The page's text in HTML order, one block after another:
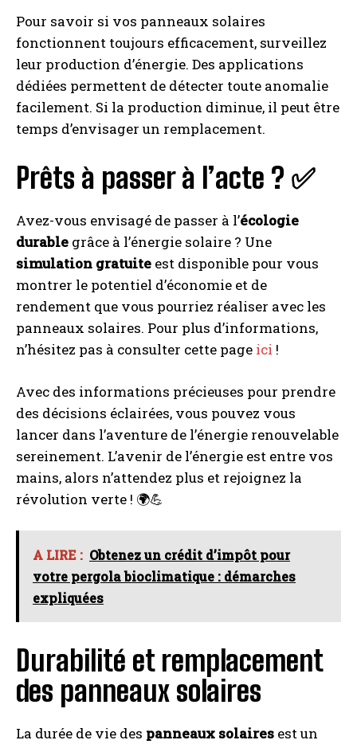
I WANT IN
A LIRE : Déclarez votre pompe à chaleur et réduisez
vos impôts facilement
Pour savoir si vos panneaux solaires
fonctionnent toujours efficacement, surveillez
leur production d’énergie. Des applications
dédiées permettent de détecter toute anomalie
facilement. Si la production diminue, il peut être
temps d’envisager un remplacement.
Prêts à passer à l’acte ? ✅
Avez-vous envisagé de passer à l’écologie
durable grâce à l’énergie solaire ? Une
simulation gratuite est disponible pour vous
montrer le potentiel d’économie et de
rendement que vous pourriez réaliser avec les
panneaux solaires. Pour plus d’informations,
n’hésitez pas à consulter cette page ici !
Avec des informations précieuses pour prendre
des décisions éclairées, vous pouvez vous
lancer dans l’aventure de l’énergie renouvelable
sereinement. L’avenir de l’énergie est entre vos
mains, alors n’attendez plus et rejoignez la
révolution verte ! 🌍💪
A LIRE : Obtenez un crédit d’impôt pour
votre pergola bioclimatique : démarches
expliquées
Durabilité et remplacement
des panneaux solaires
La durée de vie des panneaux solaires est un